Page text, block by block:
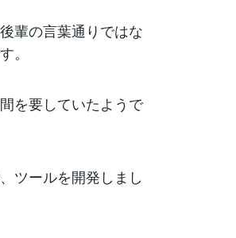
輩の言葉通りではな
。
を要していたようで
ツールを開発しまし